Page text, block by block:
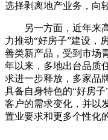
选择剥离地产业务，向
另一方面，近年来高
力推动“好房子”建设，
善类新产品，受到市场
年以来，多地出台品质
求进一步释放，多家品
具备自身特色的“好房
客户的需求变化，并以
置业要求和更多个性化